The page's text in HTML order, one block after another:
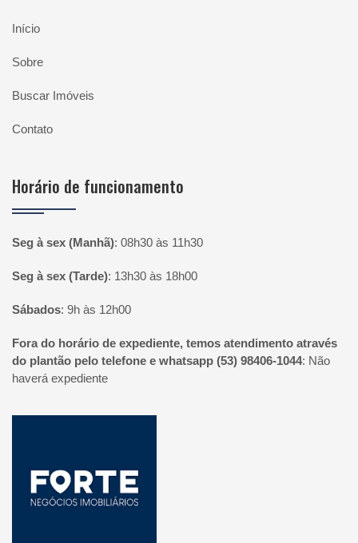
Início
Sobre
Buscar Imóveis
Contato
Horário de funcionamento
Seg à sex (Manhã): 08h30 às 11h30
Seg à sex (Tarde): 13h30 às 18h00
Sábados: 9h às 12h00
Fora do horário de expediente, temos atendimento através
do plantão pelo telefone e whatsapp (53) 98406-1044: Não
haverá expediente